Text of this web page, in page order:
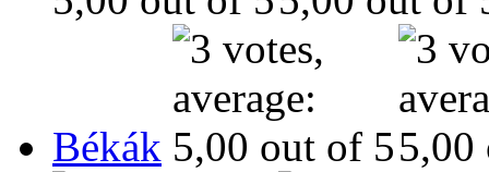
Békák